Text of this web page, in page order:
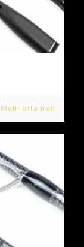
Mehr erfahren